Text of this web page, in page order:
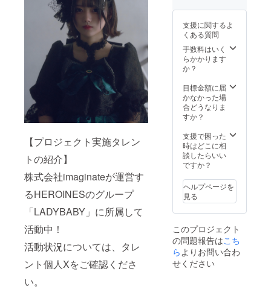
【プロジェクト実施タレン
トの紹介】
株式会社imaginateが運営す
るHEROINESのグループ
「LADYBABY」に所属して
活動中！
活動状況については、タレ
ント個人Xをご確認くださ
い。
す。 ※
ボード
のお持
ち帰り
不可 ※
お名前
ム可）
は、6文
字以内
しま
す。 ※7
文字以
上のお
特殊文
字・記
号は使
用でき
ん。使
用され
た場合
ご希望
のお名
送いた
す。
ネーム
プレー
トのお
名前
考欄に
記載さ
れたお
名前が
れま
す。 ※
ボード
のお持
不可 ※
お名前
（ニッ
クネー
は、6文
字以内
でお願
いいた
しま
るスタ
ラワー
に生誕
祭ご支
援者様
として
を掲載
させて
いただ
きま
考欄に
掲載希
望のお
名前
クネー
ム可）
をご記
載くだ
④クラ
ウド
ファン
ディン
グ限定
祭の集
に、特
別支援
者枠と
してお
名前を
せてい
ただき
ます。
作成し
写真の
データ
はメー
ルにて
送りさ
せてい
ただき
ます。
り旗 当
日の装
飾に使
用す
る、の
支援に関するよ
くある質問
手数料はいく
らかかります
か？
目標金額に届
かなかった場
合どうなりま
すか？
支援で困った
時はどこに相
談したらいい
ですか？
ヘルプページを
見る
このプロジェクト
の問題報告はこち
らよりお問い合わ
せください